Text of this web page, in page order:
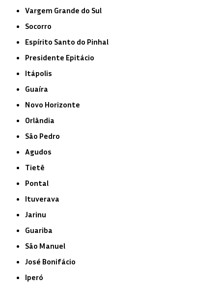
Vargem Grande do Sul
Socorro
Espírito Santo do Pinhal
Presidente Epitácio
Itápolis
Guaíra
Novo Horizonte
Orlândia
São Pedro
Agudos
Tietê
Pontal
Ituverava
Jarinu
Guariba
São Manuel
José Bonifácio
Iperó